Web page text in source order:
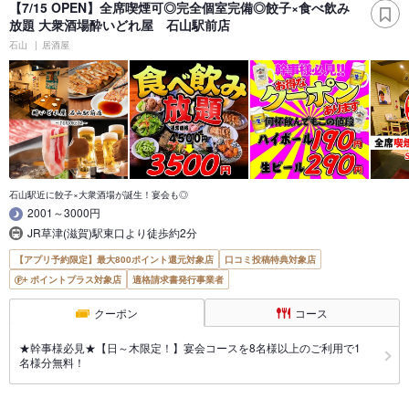
【7/15 OPEN】全席喫煙可◎完全個室完備◎餃子×食べ飲み
放題 大衆酒場酔いどれ屋 石山駅前店
石山 居酒屋
石山駅近に餃子×大衆酒場が誕生！宴会も◎
2001～3000円
JR草津(滋賀)駅東口より徒歩約2分
【アプリ予約限定】最大800ポイント還元対象店
口コミ投稿特典対象店
ポイントプラス対象店
適格請求書発行事業者
クーポン コース
★幹事様必見★【日～木限定！】宴会コースを8名様以上のご利用で1
名様分無料！